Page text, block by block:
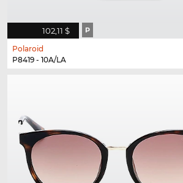
102,11 $ P
Polaroid
P8419 - 10A/LA